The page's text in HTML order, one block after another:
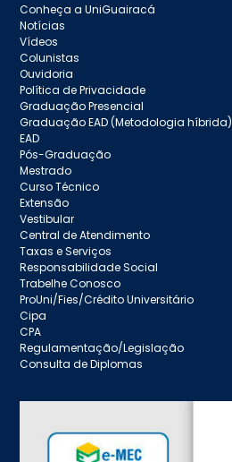
Conheça a UniGuairacá
Notícias
Vídeos
Colunistas
Ouvidoria
Política de Privacidade
Graduação Presencial
Graduação EAD (Metodologia híbrida)
EAD
Pós-Graduação
Mestrado
Curso Técnico
Extensão
Vestibular
Central de Atendimento
Taxas e Serviços
Responsabilidade Social
Trabelhe Conosco
ProUni/Fies/Crédito Universitário
Cipa
CPA
Regulamentação/Legislação
Consulta de Diplomas